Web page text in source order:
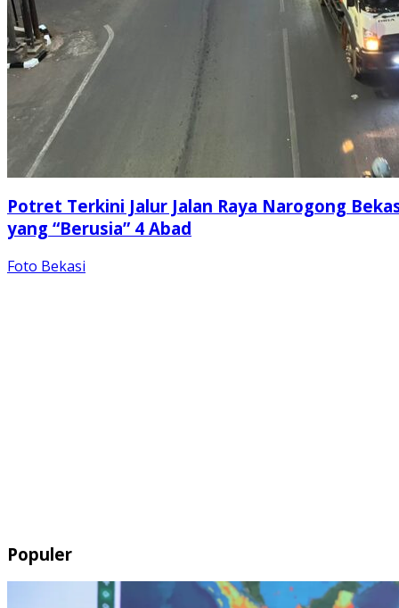
Potret Terkini Jalur Jalan Raya Narogong
yang “Berusia” 4 Abad
Foto Bekasi
Populer